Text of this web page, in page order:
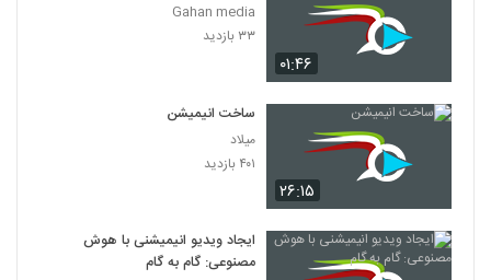
025027 - هوش مصنوعی سری اول
025028 - هوش مصنوعی سری اول
025029 - هوش مصنوعی سری اول
۰۱:۴۶
Gahan media
۳۳ بازدید
۲۶:۱۵
ساخت انیمیشن
میلاد
۴۰۱ بازدید
ایجاد ویدیو انیمیشنی با هوش
مصنوعی: گام به گام